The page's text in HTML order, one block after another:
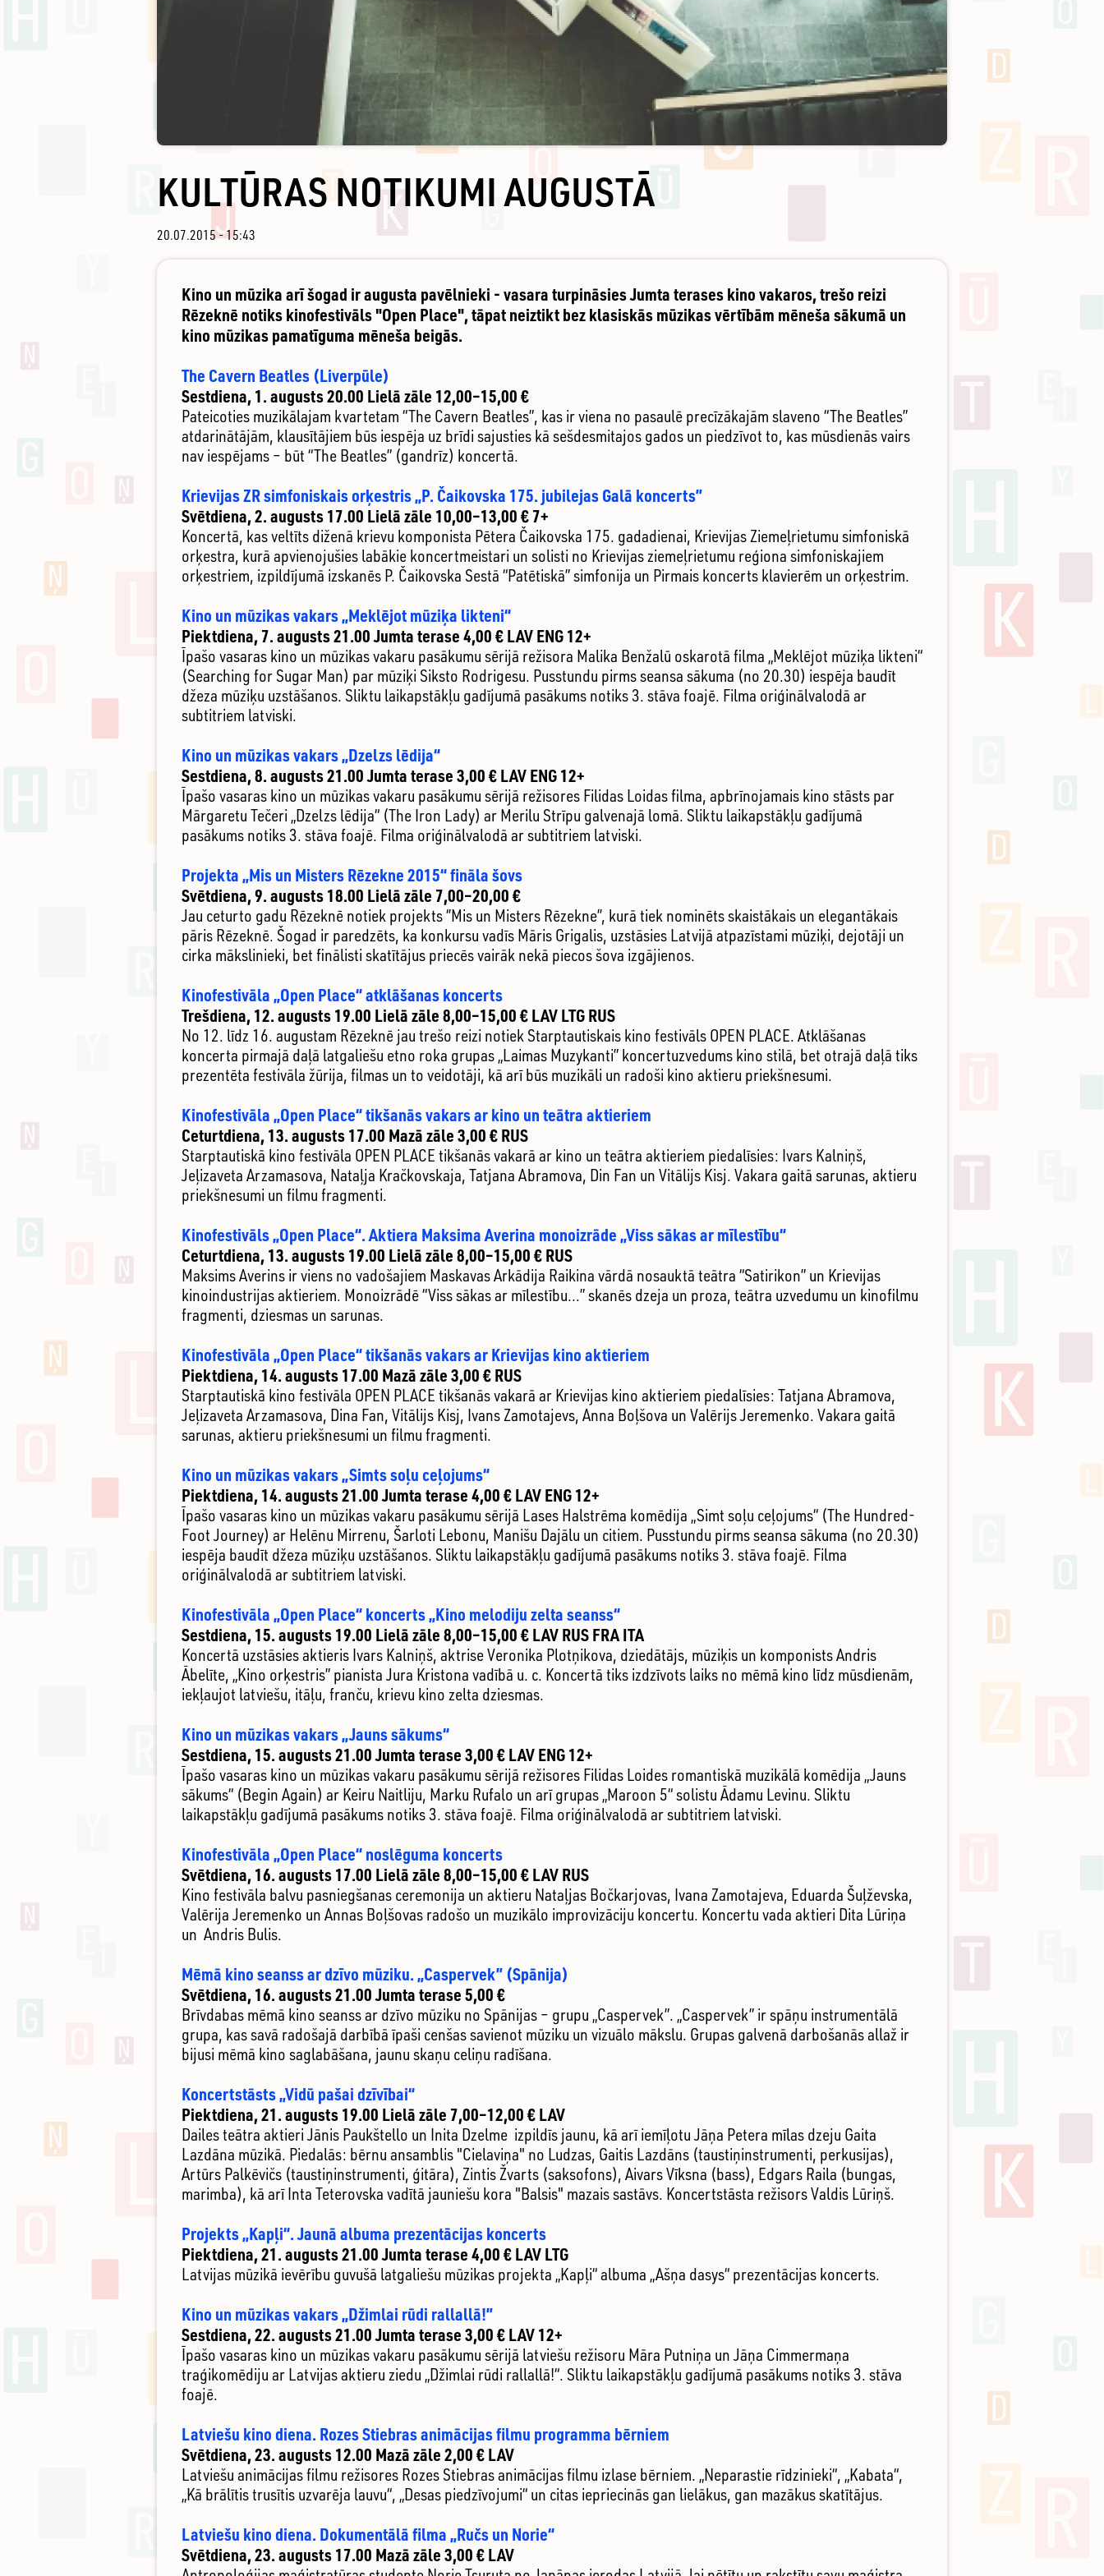
KULTŪRAS NOTIKUMI AUGUSTĀ
20.07.2015 - 15:43
Kino un mūzika arī šogad ir augusta pavēlnieki - vasara turpināsies Jumta terases kino vakaros, trešo reizi
Rēzeknē notiks kinofestivāls "Open Place", tāpat neiztikt bez klasiskās mūzikas vērtībām mēneša sākumā un
kino mūzikas pamatīguma mēneša beigās.
The Cavern Beatles (Liverpūle)
Sestdiena, 1. augusts 20.00 Lielā zāle 12,00–15,00 €
Pateicoties muzikālajam kvartetam “The Cavern Beatles”, kas ir viena no pasaulē precīzākajām slaveno “The Beatles”
atdarinātājām, klausītājiem būs iespēja uz brīdi sajusties kā sešdesmitajos gados un piedzīvot to, kas mūsdienās vairs
nav iespējams – būt “The Beatles” (gandrīz) koncertā.
Krievijas ZR simfoniskais orķestris „P. Čaikovska 175. jubilejas Galā koncerts”
Svētdiena, 2. augusts 17.00 Lielā zāle 10,00–13,00 € 7+
Koncertā, kas veltīts diženā krievu komponista Pētera Čaikovska 175. gadadienai, Krievijas Ziemeļrietumu simfoniskā
orķestra, kurā apvienojušies labākie koncertmeistari un solisti no Krievijas ziemeļrietumu reģiona simfoniskajiem
orķestriem, izpildījumā izskanēs P. Čaikovska Sestā “Patētiskā” simfonija un Pirmais koncerts klavierēm un orķestrim.
Kino un mūzikas vakars „Meklējot mūziķa likteni“
Piektdiena, 7. augusts 21.00 Jumta terase 4,00 € LAV ENG 12+
Īpašo vasaras kino un mūzikas vakaru pasākumu sērijā režisora Malika Benžalū oskarotā filma „Meklējot mūziķa likteni“
(Searching for Sugar Man) par mūziķi Siksto Rodrigesu. Pusstundu pirms seansa sākuma (no 20.30) iespēja baudīt
džeza mūziķu uzstāšanos. Sliktu laikapstākļu gadījumā pasākums notiks 3. stāva foajē. Filma oriģinālvalodā ar
subtitriem latviski.
Kino un mūzikas vakars „Dzelzs lēdija“
Sestdiena, 8. augusts 21.00 Jumta terase 3,00 € LAV ENG 12+
Īpašo vasaras kino un mūzikas vakaru pasākumu sērijā režisores Filidas Loidas filma, apbrīnojamais kino stāsts par
Mārgaretu Tečeri „Dzelzs lēdija“ (The Iron Lady) ar Merilu Strīpu galvenajā lomā. Sliktu laikapstākļu gadījumā
pasākums notiks 3. stāva foajē. Filma oriģinālvalodā ar subtitriem latviski.
Projekta „Mis un Misters Rēzekne 2015“ fināla šovs
Svētdiena, 9. augusts 18.00 Lielā zāle 7,00–20,00 €
Jau ceturto gadu Rēzeknē notiek projekts ‘’Mis un Misters Rēzekne’’, kurā tiek nominēts skaistākais un elegantākais
pāris Rēzeknē. Šogad ir paredzēts, ka konkursu vadīs Māris Grigalis, uzstāsies Latvijā atpazīstami mūziķi, dejotāji un
cirka mākslinieki, bet finālisti skatītājus priecēs vairāk nekā piecos šova izgājienos.
Kinofestivāla „Open Place“ atklāšanas koncerts
Trešdiena, 12. augusts 19.00 Lielā zāle 8,00–15,00 € LAV LTG RUS
No 12. līdz 16. augustam Rēzeknē jau trešo reizi notiek Starptautiskais kino festivāls OPEN PLACE. Atklāšanas
koncerta pirmajā daļā latgaliešu etno roka grupas „Laimas Muzykanti” koncertuzvedums kino stilā, bet otrajā daļā tiks
prezentēta festivāla žūrija, filmas un to veidotāji, kā arī būs muzikāli un radoši kino aktieru priekšnesumi.
Kinofestivāla „Open Place“ tikšanās vakars ar kino un teātra aktieriem
Ceturtdiena, 13. augusts 17.00 Mazā zāle 3,00 € RUS
Starptautiskā kino festivāla OPEN PLACE tikšanās vakarā ar kino un teātra aktieriem piedalīsies: Ivars Kalniņš,
Jeļizaveta Arzamasova, Nataļja Kračkovskaja, Tatjana Abramova, Din Fan un Vitālijs Kisj. Vakara gaitā sarunas, aktieru
priekšnesumi un filmu fragmenti.
Kinofestivāls „Open Place“. Aktiera Maksima Averina monoizrāde „Viss sākas ar mīlestību“
Ceturtdiena, 13. augusts 19.00 Lielā zāle 8,00–15,00 € RUS
Maksims Averins ir viens no vadošajiem Maskavas Arkādija Raikina vārdā nosauktā teātra “Satirikon” un Krievijas
kinoindustrijas aktieriem. Monoizrādē “Viss sākas ar mīlestību...” skanēs dzeja un proza, teātra uzvedumu un kinofilmu
fragmenti, dziesmas un sarunas.
Kinofestivāla „Open Place“ tikšanās vakars ar Krievijas kino aktieriem
Piektdiena, 14. augusts 17.00 Mazā zāle 3,00 € RUS
Starptautiskā kino festivāla OPEN PLACE tikšanās vakarā ar Krievijas kino aktieriem piedalīsies: Tatjana Abramova,
Jeļizaveta Arzamasova, Dina Fan, Vitālijs Kisj, Ivans Zamotajevs, Anna Boļšova un Valērijs Jeremenko. Vakara gaitā
sarunas, aktieru priekšnesumi un filmu fragmenti.
Kino un mūzikas vakars „Simts soļu ceļojums“
Piektdiena, 14. augusts 21.00 Jumta terase 4,00 € LAV ENG 12+
Īpašo vasaras kino un mūzikas vakaru pasākumu sērijā Lases Halstrēma komēdija „Simt soļu ceļojums“ (The Hundred-
Foot Journey) ar Helēnu Mirrenu, Šarloti Lebonu, Manišu Dajālu un citiem. Pusstundu pirms seansa sākuma (no 20.30)
iespēja baudīt džeza mūziķu uzstāšanos. Sliktu laikapstākļu gadījumā pasākums notiks 3. stāva foajē. Filma
oriģinālvalodā ar subtitriem latviski.
Kinofestivāla „Open Place“ koncerts „Kino melodiju zelta seanss“
Sestdiena, 15. augusts 19.00 Lielā zāle 8,00–15,00 € LAV RUS FRA ITA
Koncertā uzstāsies aktieris Ivars Kalniņš, aktrise Veronika Plotņikova, dziedātājs, mūziķis un komponists Andris
Ābelīte, „Kino orķestris” pianista Jura Kristona vadībā u. c. Koncertā tiks izdzīvots laiks no mēmā kino līdz mūsdienām,
iekļaujot latviešu, itāļu, franču, krievu kino zelta dziesmas.
Kino un mūzikas vakars „Jauns sākums“
Sestdiena, 15. augusts 21.00 Jumta terase 3,00 € LAV ENG 12+
Īpašo vasaras kino un mūzikas vakaru pasākumu sērijā režisores Filidas Loides romantiskā muzikālā komēdija „Jauns
sākums“ (Begin Again) ar Keiru Naitliju, Marku Rufalo un arī grupas „Maroon 5“ solistu Ādamu Levinu. Sliktu
laikapstākļu gadījumā pasākums notiks 3. stāva foajē. Filma oriģinālvalodā ar subtitriem latviski.
Kinofestivāla „Open Place“ noslēguma koncerts
Svētdiena, 16. augusts 17.00 Lielā zāle 8,00–15,00 € LAV RUS
Kino festivāla balvu pasniegšanas ceremonija un aktieru Nataļjas Bočkarjovas, Ivana Zamotajeva, Eduarda Šuļževska,
Valērija Jeremenko un Annas Boļšovas radošo un muzikālo improvizāciju koncertu. Koncertu vada aktieri Dita Lūriņa
un Andris Bulis.
Mēmā kino seanss ar dzīvo mūziku. „Caspervek” (Spānija)
Svētdiena, 16. augusts 21.00 Jumta terase 5,00 €
Brīvdabas mēmā kino seanss ar dzīvo mūziku no Spānijas – grupu „Caspervek”. „Caspervek” ir spāņu instrumentālā
grupa, kas savā radošajā darbībā īpaši cenšas savienot mūziku un vizuālo mākslu. Grupas galvenā darbošanās allaž ir
bijusi mēmā kino saglabāšana, jaunu skaņu celiņu radīšana.
Koncertstāsts „Vidū pašai dzīvībai“
Piektdiena, 21. augusts 19.00 Lielā zāle 7,00–12,00 € LAV
Dailes teātra aktieri Jānis Paukštello un Inita Dzelme izpildīs jaunu, kā arī iemīļotu Jāņa Petera mīlas dzeju Gaita
Lazdāna mūzikā. Piedalās: bērnu ansamblis "Cielaviņa" no Ludzas, Gaitis Lazdāns (taustiņinstrumenti, perkusijas),
Artūrs Palkēvičs (taustiņinstrumenti, ģitāra), Zintis Žvarts (saksofons), Aivars Vīksna (bass), Edgars Raila (bungas,
marimba), kā arī Inta Teterovska vadītā jauniešu kora "Balsis" mazais sastāvs. Koncertstāsta režisors Valdis Lūriņš.
Projekts „Kapļi“. Jaunā albuma prezentācijas koncerts
Piektdiena, 21. augusts 21.00 Jumta terase 4,00 € LAV LTG
Latvijas mūzikā ievērību guvušā latgaliešu mūzikas projekta „Kapļi“ albuma „Ašņa dasys“ prezentācijas koncerts.
Kino un mūzikas vakars„Džimlai rūdi rallallā!”
Sestdiena, 22. augusts 21.00 Jumta terase 3,00 € LAV 12+
Īpašo vasaras kino un mūzikas vakaru pasākumu sērijā latviešu režisoru Māra Putniņa un Jāņa Cimmermaņa
traģikomēdiju ar Latvijas aktieru ziedu „Džimlai rūdi rallallā!“. Sliktu laikapstākļu gadījumā pasākums notiks 3. stāva
foajē.
Latviešu kino diena. Rozes Stiebras animācijas filmu programma bērniem
Svētdiena, 23. augusts 12.00 Mazā zāle 2,00 € LAV
Latviešu animācijas filmu režisores Rozes Stiebras animācijas filmu izlase bērniem. „Neparastie rīdzinieki“, „Kabata“,
„Kā brālītis trusītis uzvarēja lauvu“, „Desas piedzīvojumi“ un citas iepriecinās gan lielākus, gan mazākus skatītājus.
Latviešu kino diena. Dokumentālā filma „Ručs un Norie“
Svētdiena, 23. augusts 17.00 Mazā zāle 3,00 € LAV